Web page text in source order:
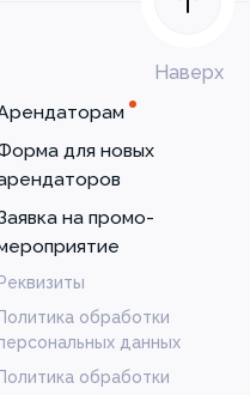
Наверх
для новых
на промо-
Реквизиты
Политика обработки
данных
Политика обработки